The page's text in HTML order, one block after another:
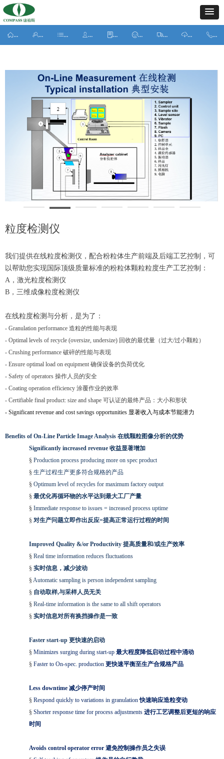
ꀇ首页 ꁘ关于我们ꂇ产品中心ꄑ客户案例ꂓ新闻动态ꂑ人力资源ꄉ服务中心ꄆ下载中心ꂅ联
粒度检测仪
我们提供在线粒度检测仪，配合粉粒体生产前端及后端工艺控制，可
以帮助您实现国际顶级质量标准的粉粒体颗粒粒度生产工艺控制：
A，激光粒度检测仪
B，三维成像粒度检测仪
在线粒度检测与分析，是为了：
- Granulation performance 造粒的性能与表现
- Optimal levels of recycle (oversize, undersize) 回收的最优量（过大/过小颗粒）
- Crushing performance 破碎的性能与表现
- Ensure optimal load on equipment 确保设备的负荷优化
- Safety of operators 操作人员的安全
- Coating operation efficiency 涂覆作业的效率
- Certifiable final product: size and shape 可认证的最终产品：大小和形状
- Significant revenue and cost savings opportunities 显著收入与成本节能潜力
Benefits of On-Line Particle Image Analysis 在线颗粒图像分析的优势
Significantly increased revenue 收益显著增加
§ Production process producing more on spec product
§ 生产过程生产更多符合规格的产品
§ Optimum level of recycles for maximum factory output
§ 最优化再循环物的水平达到最大工厂产量
§ Immediate response to issues = increased process uptime
§ 对生产问题立即作出反应=提高正常运行过程的时间
Improved Quality &/or Productivity 提高质量和/或生产效率
§ Real time information reduces fluctuations
§ 实时信息，减少波动
§ Automatic sampling is person independent sampling
§ 自动取样,与采样人员无关
§ Real-time information is the same to all shift operators
§ 实时信息对所有换挡操作是一致
Faster start-up 更快速的启动
§ Minimizes surging during start-up 最大程度降低启动过程中涌动
§ Faster to On-spec. production 更快速平衡至生产合规格产品
Less downtime 减少停产时间
§ Respond quickly to variations in granulation 快速响应造粒变动
§ Shorter response time for process adjustments 进行工艺调整后更短的响应
时间
Avoids control operator error 避免控制操作员之失误